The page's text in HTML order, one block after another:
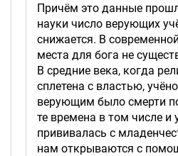
Причём это данные
науки число верующих
снижается. В
места для бога не
В средние века, когда
сплетена с властью,
верующим было смерти
те времена в том числе и
прививалась с
нам открываются с